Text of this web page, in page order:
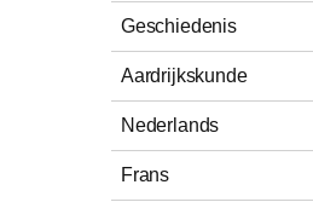
Geschiedenis
Aardrijkskunde
Nederlands
Frans